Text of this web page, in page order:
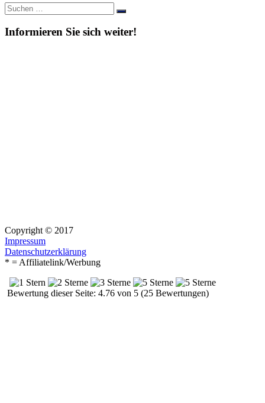
Suche
nach:
Suchen
Informieren Sie sich weiter!
Copyright © 2017
Impressum
Datenschutzerklärung
* = Affiliatelink/Werbung
Bewertung dieser Seite: 4.76 von 5 (25 Bewertungen)